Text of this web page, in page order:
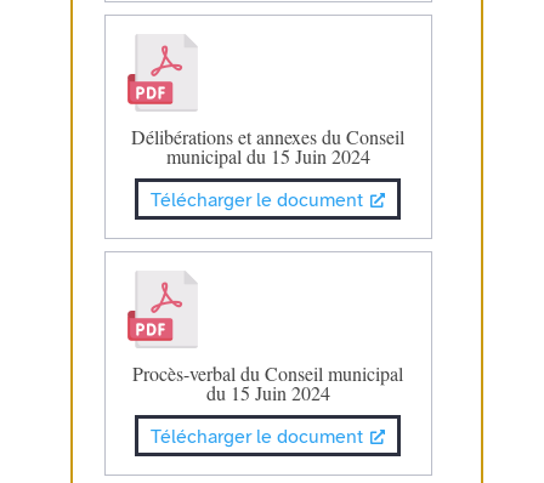
Délibérations et annexes du Conseil
municipal du 15 Juin 2024
Télécharger le document
Procès-verbal du Conseil municipal
du 15 Juin 2024
Télécharger le document